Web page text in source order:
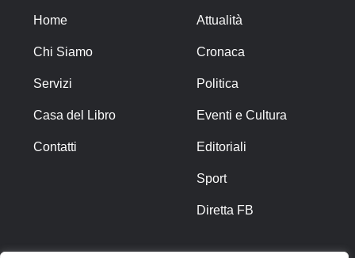
Home
Chi Siamo
Servizi
Casa del Libro
Contatti
Attualità
Cronaca
Politica
Eventi e Cultura
Editoriali
Sport
Diretta FB